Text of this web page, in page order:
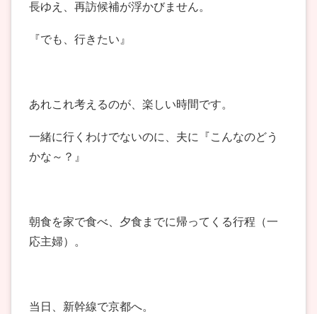
長ゆえ、再訪候補が浮かびません。
『でも、行きたい』
あれこれ考えるのが、楽しい時間です。
一緒に行くわけでないのに、夫に『こんなのどう
かな～？』
朝食を家で食べ、夕食までに帰ってくる行程（一
応主婦）。
当日、新幹線で京都へ。